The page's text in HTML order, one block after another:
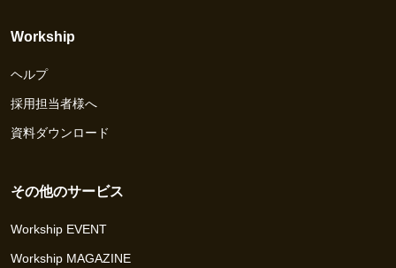
Workship
ヘルプ
採用担当者様へ
資料ダウンロード
その他のサービス
Workship EVENT
Workship MAGAZINE